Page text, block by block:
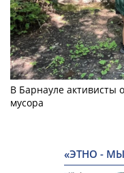
В Барнауле активисты
мусора
«ЭТНО -